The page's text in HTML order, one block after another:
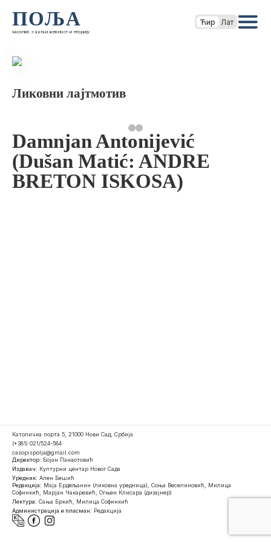
ПОЉА
часопис за књижевност и теорију
Ћир Лат
Ликовни лајтмотив
Damnjan Antonijević
(Dušan Matić: ANDRE
BRETON ISKOSA)
Католичка порта 5, 21000 Нови Сад, Србија
(+381) 021/524-584
casopispolja@gmail.com
Директор: Бојан Панаотовић
Издавач: Културни центар Новог Сада
Уредник: Ален Бешић
Редакција: Маја Ердељанин (ликовна уредница), Соња Веселиновић, Милица
Софинкић, Марјан Чакаревић, Огњен Клисара (дизајнер)
Лектура: Сања Бркић, Милица Софинкић
Администрација и пласман: Редакција